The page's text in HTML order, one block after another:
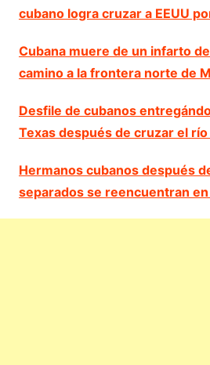
cubano logra cruzar a EEUU
Cubana muere de un infarto
camino a la frontera norte de
Desfile de cubanos
Texas después de cruzar el
Hermanos cubanos después
separados se reencuentran